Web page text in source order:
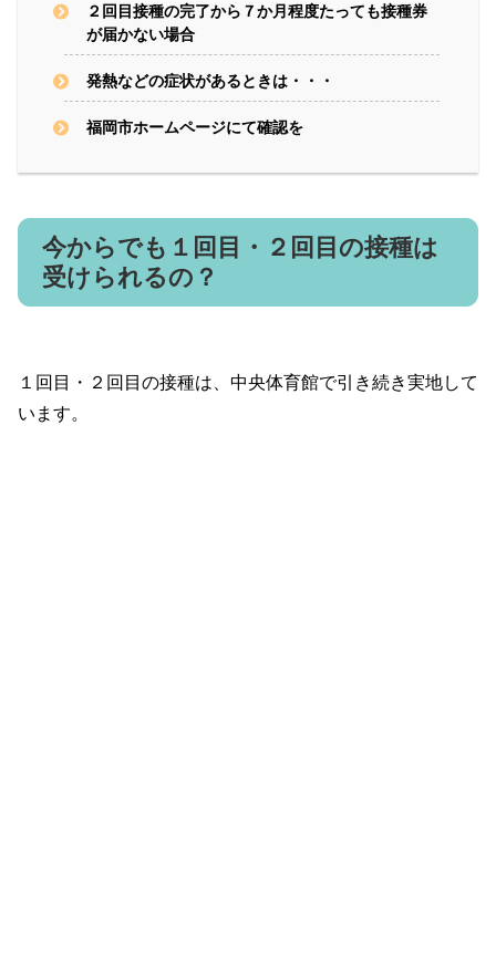
２回目接種の完了から７か月程度たっても接種券
が届かない場合
発熱などの症状があるときは・・・
福岡市ホームページにて確認を
今からでも１回目・２回目の接種は
受けられるの？
１回目・２回目の接種は、中央体育館で引き続き実地して
います。